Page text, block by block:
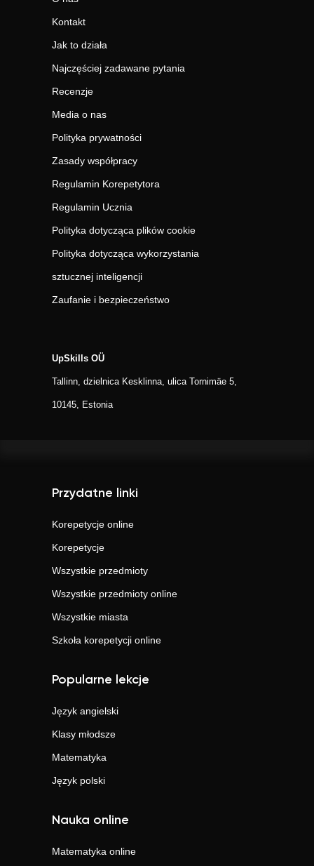
Kontakt
Jak to działa
Najczęściej zadawane pytania
Recenzje
Media o nas
Polityka prywatności
Zasady współpracy
Regulamin Korepetytora
Regulamin Ucznia
Polityka dotycząca plików cookie
Polityka dotycząca wykorzystania
sztucznej inteligencji
Zaufanie i bezpieczeństwo
UpSkills OÜ
Tallinn, dzielnica Kesklinna, ulica Tornimäe 5,
10145, Estonia
Przydatne linki
Korepetycje online
Korepetycje
Wszystkie przedmioty
Wszystkie przedmioty online
Wszystkie miasta
Szkoła korepetycji online
Popularne lekcje
Język angielski
Klasy młodsze
Matematyka
Język polski
Nauka online
Matematyka online